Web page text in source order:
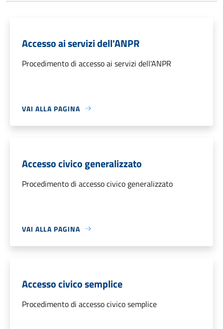
Accesso ai servizi dell'ANPR
Procedimento di accesso ai servizi dell'ANPR
VAI ALLA PAGINA
Accesso civico generalizzato
Procedimento di accesso civico generalizzato
VAI ALLA PAGINA
Accesso civico semplice
Procedimento di accesso civico semplice